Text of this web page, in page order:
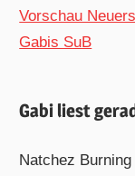
Vorschau
Gabis SuB
Gabi liest
Natchez Burning